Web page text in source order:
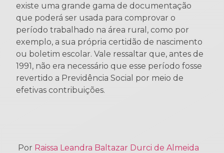
existe uma grande gama de documentação
que poderá ser usada para comprovar o
período trabalhado na área rural, como por
exemplo, a sua própria certidão de nascimento
ou boletim escolar. Vale ressaltar que, antes de
1991, não era necessário que esse período fosse
revertido a Previdência Social por meio de
efetivas contribuições.
Por Raissa Leandra Baltazar Durci de Almeida